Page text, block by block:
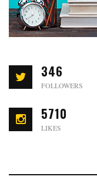
346
FOLLOWERS
5710
LIKES